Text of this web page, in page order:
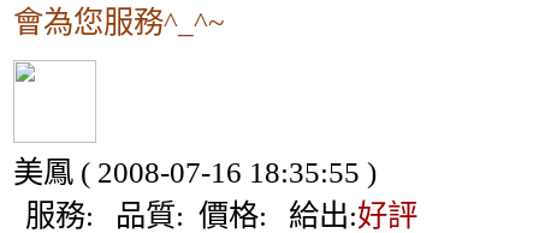
會為您服務^_^~
美鳳 ( 2008-07-16 18:35:55 )
服務: 品質: 價格: 給出:好評